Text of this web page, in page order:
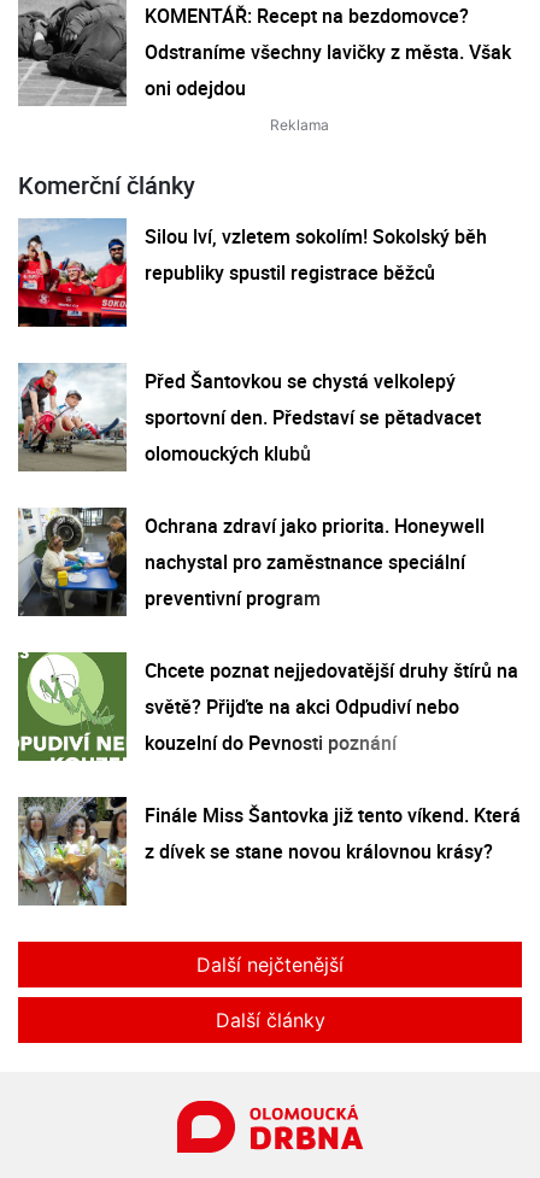
KOMENTÁŘ: Recept na bezdomovce?
Odstraníme všechny lavičky z města. Však
oni odejdou
Komerční články
Silou lví, vzletem sokolím! Sokolský běh
republiky spustil registrace běžců
Před Šantovkou se chystá velkolepý
sportovní den. Představí se pětadvacet
olomouckých klubů
Ochrana zdraví jako priorita. Honeywell
nachystal pro zaměstnance speciální
preventivní program
Chcete poznat nejjedovatější druhy štírů na
světě? Přijďte na akci Odpudiví nebo
kouzelní do Pevnosti poznání
Finále Miss Šantovka již tento víkend. Která
z dívek se stane novou královnou krásy?
Další nejčtenější
Další články